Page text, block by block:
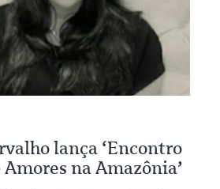
lança ‘Encontro
Amores na Amazônia’